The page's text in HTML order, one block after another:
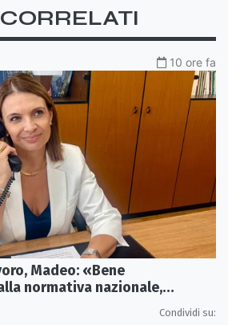
10 ore fa
Madeo: «Bene
normativa nazionale,
Condividi su: